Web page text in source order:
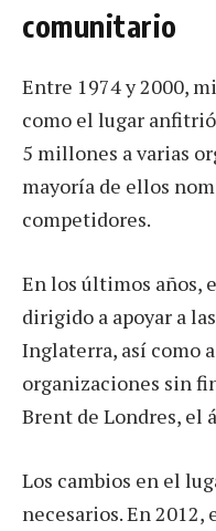
comunitario
Entre 1974 y 2000,
como el lugar
5 millones a varias
mayoría de ellos
competidores.
En los últimos años,
dirigido a apoyar a
Inglaterra, así como
organizaciones sin
Brent de Londres, el
Los cambios en el
necesarios. En